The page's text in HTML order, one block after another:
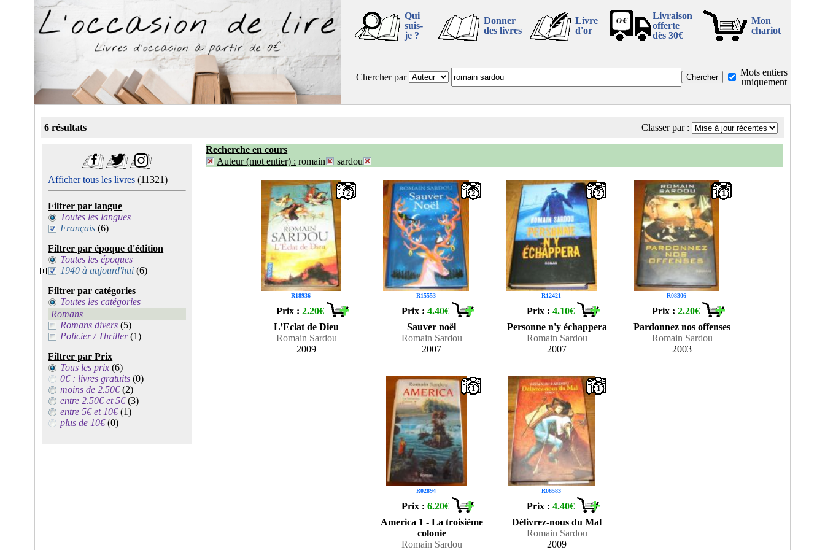
Qui
suis-
je ?
Donner
des livres
Livre
d'or
Livraison
offerte
dès 30€
Mon
chariot
Chercher par
Mots entiers
uniquement
6 résultats Classer par :
Afficher tous les livres (11321)
Filtrer par langue
Toutes les langues
Français (6)
Filtrer par époque d'édition
Toutes les époques
1940 à aujourd'hui (6)
Filtrer par catégories
Toutes les catégories
Romans
Romans divers (5)
Policier / Thriller(1)
Filtrer par Prix
Tous les prix(6)
0€ : livres gratuits(0)
moins de 2.50€(2)
entre 2.50€ et 5€(3)
entre 5€ et 10€(1)
plus de 10€(0)
Recherche en cours
Auteur (mot entier) : romain sardou
R18936
2
Prix :2.20€
L’Eclat de Dieu
Romain Sardou
2009
R15553
2
Prix :4.40€
Sauver noël
Romain Sardou
2007
R12421
2
Prix :4.10€
Personne n'y échappera
Romain Sardou
2007
R08306
1
Prix :2.20€
Pardonnez nos offenses
Romain Sardou
2003
R02894
1
Prix :6.20€
America 1 - La troisième
colonie
Romain Sardou
R06583
1
Prix :4.40€
Délivrez-nous du Mal
Romain Sardou
2009